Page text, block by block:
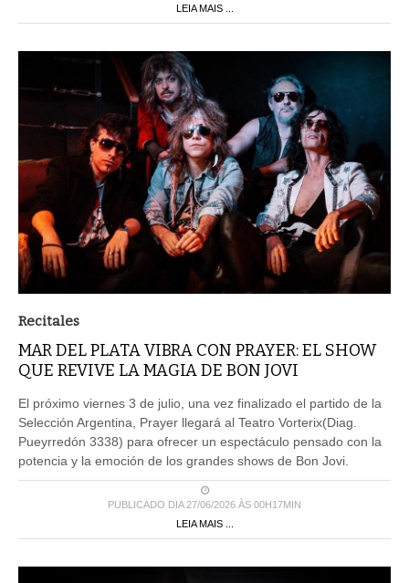
LEIA MAIS ...
Recitales
MAR DEL PLATA VIBRA CON PRAYER: EL SHOW
QUE REVIVE LA MAGIA DE BON JOVI
El próximo viernes 3 de julio, una vez finalizado el partido de la
Selección Argentina, Prayer llegará al Teatro Vorterix(Diag.
Pueyrredón 3338) para ofrecer un espectáculo pensado con la
potencia y la emoción de los grandes shows de Bon Jovi.
PUBLICADO DIA 27/06/2026 ÀS 00H17MIN
LEIA MAIS ...